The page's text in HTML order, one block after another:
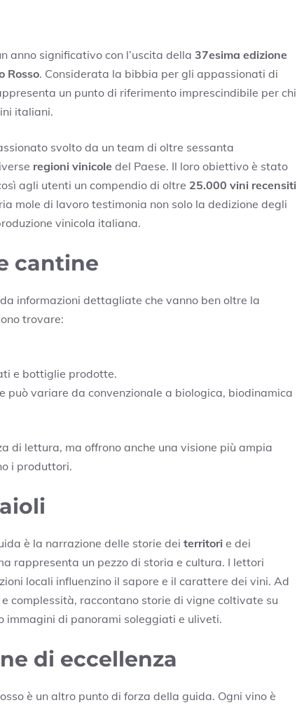
anno significativo con l’uscita della 37esima edizione
Rosso. Considerata la bibbia per gli appassionati di
un punto di riferimento imprescindibile per chi
italiani.
svolto da un team di oltre sessanta
regioni vinicole del Paese. Il loro obiettivo è stato
agli utenti un compendio di oltre 25.000 vini recensiti
mole di lavoro testimonia non solo la dedizione degli
vinicola italiana.
cantine
informazioni dettagliate che vanno ben oltre la
trovare:
e bottiglie prodotte.
variare da convenzionale a biologica, biodinamica
di lettura, ma offrono anche una visione più ampia
i produttori.
è la narrazione delle storie dei territori e dei
rappresenta un pezzo di storia e cultura. I lettori
locali influenzino il sapore e il carattere dei vini. Ad
complessità, raccontano storie di vigne coltivate su
immagini di panorami soleggiati e uliveti.
di eccellenza
è un altro punto di forza della guida. Ogni vino è